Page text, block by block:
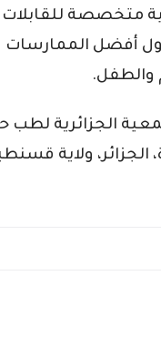
متخصصة
أفضل الممارسات
والطفل.
ولاية